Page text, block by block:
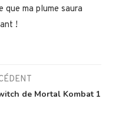
que ma plume saura
!
de Mortal Kombat 1